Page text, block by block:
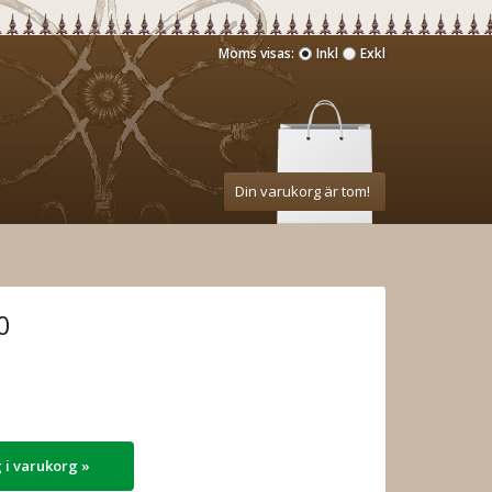
Din varukorg är tom!
Moms visas: Inkl Exkl
i varukorg »